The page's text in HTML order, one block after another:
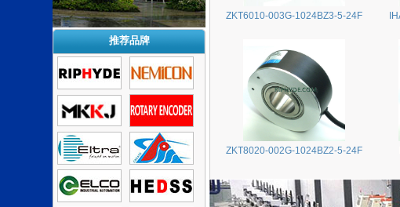
推荐品牌
ZKT6010-003G-1024BZ3-5-24F
ZKT8020-002G-1024BZ2-5-24F